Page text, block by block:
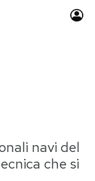
navi del
che si